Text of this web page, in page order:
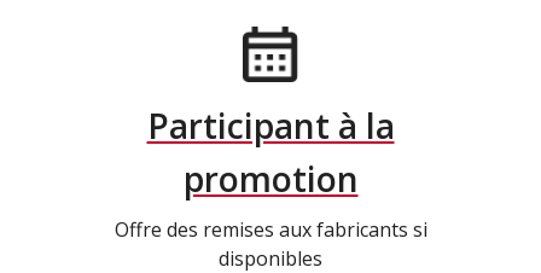
Participant à la
promotion
Offre des remises aux fabricants si
disponibles